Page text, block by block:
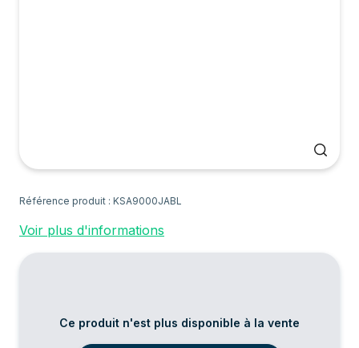
Référence produit : KSA9000JABL
Voir plus d'informations
Ce produit n'est plus disponible à la vente